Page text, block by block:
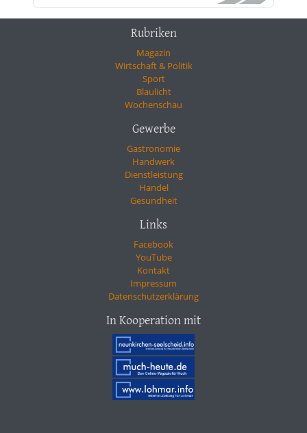
Rubriken
Magazin
Wirtschaft & Politik
Sport
Blaulicht
Wochenschau
Gewerbe
Gastronomie
Handwerk
Dienstleistung
Handel
Gesundheit
Links
Facebook
YouTube
Kontakt
Impressum
Datenschutzerklärung
In Kooperation mit